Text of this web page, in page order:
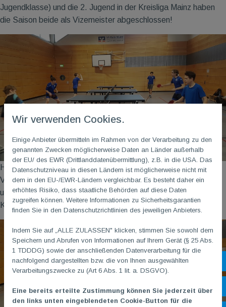
Jugendklasse) und die 2. Jugend in der Kreisliga Mainz haben
die Saison beide als Vizemeister abgeschlossen!
Hervorzuheben sind jeweils die Nummer 1 beider Teams, in der
Verbandsliga war Carl Bergmann die 2. Saison hintereinander
ungeschlagen der beste Einzelspieler, genauso wie in der
Kreisliga Henrik Perrey mit 18:0 Einzelsiegen.
Wir verwenden Cookies.
Einige Anbieter übermitteln im Rahmen von der Verarbeitung zu den
genannten Zwecken möglicherweise Daten an Länder außerhalb
der EU/ des EWR (Drittlanddatenübermittlung), z.B. in die USA. Das
Datenschutzniveau in diesen Ländern ist möglicherweise nicht mit
dem in den EU-/EWR-Ländern vergleichbar. Es besteht daher ein
erhöhtes Risiko, dass staatliche Behörden auf diese Daten
zugreifen können. Weitere Informationen zu Sicherheitsgarantien
finden Sie in den Datenschutzrichtlinien des jeweiligen Anbieters.
Indem Sie auf „ALLE ZULASSEN" klicken, stimmen Sie sowohl dem
Speichern und Abrufen von Informationen auf Ihrem Gerät (§ 25 Abs.
1 TDDDG) sowie der anschließenden Datenverarbeitung für die
nachfolgend dargestellten bzw. die von Ihnen ausgewählten
Verarbeitungszwecke zu (Art 6 Abs. 1 lit. a. DSGVO).
Eine bereits erteilte Zustimmung können Sie jederzeit über
den links unten eingeblendeten Cookie-Button für die